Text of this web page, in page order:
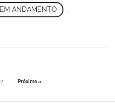
EM ANDAMENTO ,
2 Próximo »